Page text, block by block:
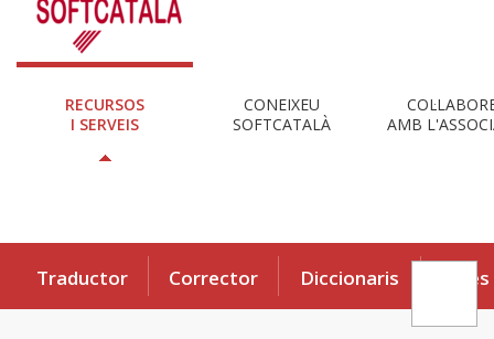
RECURSOS
I SERVEIS
CONEIXEU
SOFTCATALÀ
AMB
Traductor Corrector Diccionaris Eines